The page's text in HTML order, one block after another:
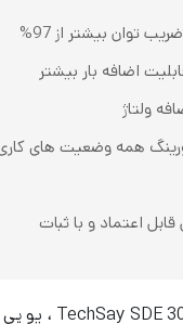
توان بیشتر از 97%
ولتاژ
اعتماد و با ثبات